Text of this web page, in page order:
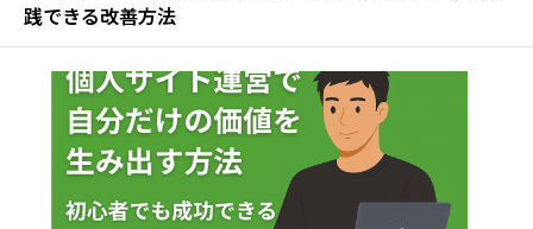
践できる改善方法